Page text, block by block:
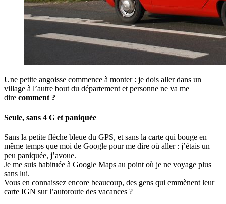
Une petite angoisse commence à monter : je dois aller dans un
village à l’autre bout du département et personne ne va me
dire comment ?
Seule, sans 4 G et paniquée
Sans la petite flèche bleue du GPS, et sans la carte qui bouge en
même temps que moi de Google pour me dire où aller : j’étais un
peu paniquée, j’avoue.
Je me suis habituée à Google Maps au point où je ne voyage plus
sans lui.
Vous en connaissez encore beaucoup, des gens qui emmènent leur
carte IGN sur l’autoroute des vacances ?